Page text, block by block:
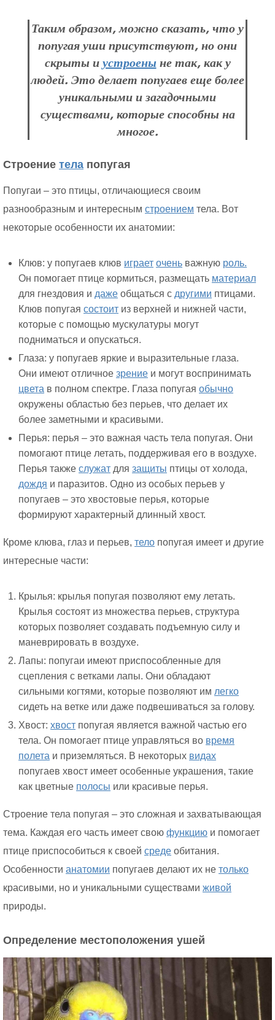
Таким образом, можно сказать, что у
попугая уши присутствуют, но они
скрыты иустроеныне так, как у
людей. Это делает попугаев еще более
уникальными и загадочными
существами, которые способны на
многое.
Строение тела попугая
Попугаи – это птицы, отличающиеся своим
разнообразным и интересным строением тела. Вот
некоторые особенности их анатомии:
Клюв: у попугаев клюв играет очень важную роль.
Он помогает птице кормиться, размещать материал
для гнездовия и даже общаться с другими птицами.
Клюв попугая состоит из верхней и нижней части,
которые с помощью мускулатуры могут
подниматься и опускаться.
Глаза: у попугаев яркие и выразительные глаза.
Они имеют отличное зрение и могут воспринимать
цвета в полном спектре. Глаза попугая обычно
окружены областью без перьев, что делает их
более заметными и красивыми.
Перья: перья – это важная часть тела попугая. Они
помогают птице летать, поддерживая его в воздухе.
Перья также служат для защиты птицы от холода,
дождя и паразитов. Одно из особых перьев у
попугаев – это хвостовые перья, которые
формируют характерный длинный хвост.
Кроме клюва, глаз и перьев, тело попугая имеет и другие
интересные части:
Крылья: крылья попугая позволяют ему летать.
Крылья состоят из множества перьев, структура
которых позволяет создавать подъемную силу и
маневрировать в воздухе.
Лапы: попугаи имеют приспособленные для
сцепления с ветками лапы. Они обладают
сильными когтями, которые позволяют им легко
сидеть на ветке или даже подвешиваться за голову.
Хвост: хвост попугая является важной частью его
тела. Он помогает птице управляться во время
полета и приземляться. В некоторых видах
попугаев хвост имеет особенные украшения, такие
как цветные полосы или красивые перья.
Строение тела попугая – это сложная и захватывающая
тема. Каждая его часть имеет свою функцию и помогает
птице приспособиться к своей среде обитания.
Особенности анатомии попугаев делают их не только
красивыми, но и уникальными существами живой
природы.
Определение местоположения ушей